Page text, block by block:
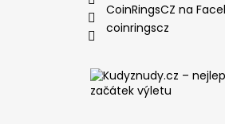
CoinRingsCZ na
coinringscz